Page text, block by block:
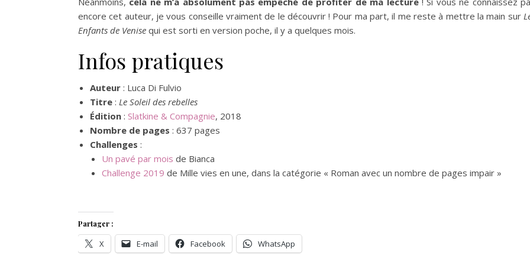
encore cet auteur, je vous conseille vraiment de le découvrir ! Pour ma part, il me reste à mettre la main sur
Enfants de Venise qui est sorti en version poche, il y a quelques mois.
Infos pratiques
Auteur : Luca Di Fulvio
Titre : Le Soleil des rebelles
Édition : Slatkine & Compagnie, 2018
Nombre de pages : 637 pages
Challenges :
Un pavé par mois de Bianca
Challenge 2019 de Mille vies en une, dans la catégorie « Roman avec un nombre de pages impair »
Partager :
X E-mail Facebook WhatsApp